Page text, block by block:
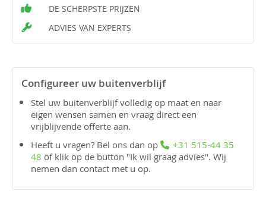
DE SCHERPSTE PRIJZEN
ADVIES VAN EXPERTS
Configureer uw buitenverblijf
Stel uw buitenverblijf volledig op maat en naar
eigen wensen samen en vraag direct een
vrijblijvende offerte aan.
Heeft u vragen? Bel ons dan op
+31 515-44 35
48 of klik op de button "Ik wil graag advies". Wij
nemen dan contact met u op.